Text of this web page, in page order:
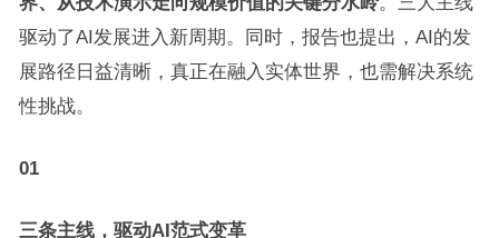
驱动了AI发展进入新周期。同时，报告也提出，AI的发
展路径日益清晰，真正在融入实体世界，也需解决系统
性挑战。
01
三条主线，驱动AI范式变革